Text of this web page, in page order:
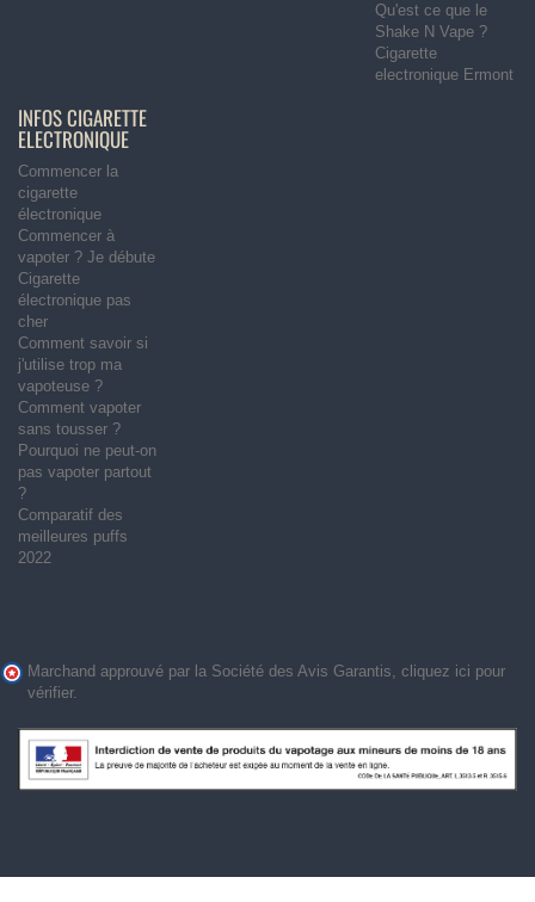
Qu'est ce que le
Shake N Vape ?
Cigarette
electronique Ermont
INFOS CIGARETTE
ELECTRONIQUE
Commencer la
cigarette
électronique
Commencer à
vapoter ? Je débute
Cigarette
électronique pas
cher
Comment savoir si
j'utilise trop ma
vapoteuse ?
Comment vapoter
sans tousser ?
Pourquoi ne peut-on
pas vapoter partout
?
Comparatif des
meilleures puffs
2022
Marchand approuvé par la Société des Avis Garantis, cliquez ici pour
vérifier.